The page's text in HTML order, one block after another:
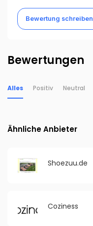
Bewertung schreiben
Bewertungen
Alles Positiv Neutral
Ähnliche Anbieter
Shoezuu.de
Coziness